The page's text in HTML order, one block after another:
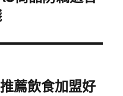
薦飲食加盟好